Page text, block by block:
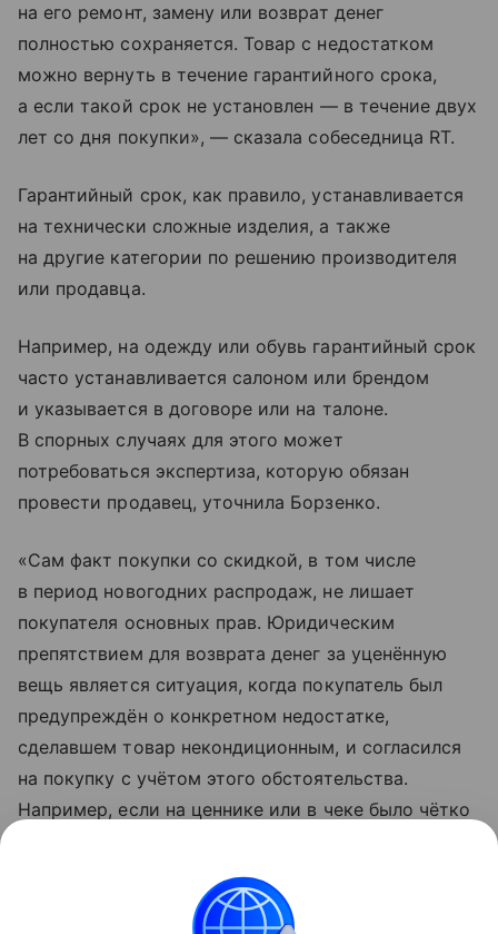
на его ремонт, замену или возврат денег
полностью сохраняется. Товар с недостатком
можно вернуть в течение гарантийного срока,
а если такой срок не установлен — в течение двух
лет со дня покупки», — сказала собеседница RT.
Гарантийный срок, как правило, устанавливается
на технически сложные изделия, а также
на другие категории по решению производителя
или продавца.
Например, на одежду или обувь гарантийный срок
часто устанавливается салоном или брендом
и указывается в договоре или на талоне.
В спорных случаях для этого может
потребоваться экспертиза, которую обязан
провести продавец, уточнила Борзенко.
«Сам факт покупки со скидкой, в том числе
в период новогодних распродаж, не лишает
покупателя основных прав. Юридическим
препятствием для возврата денег за уценённую
вещь является ситуация, когда покупатель был
предупреждён о конкретном недостатке,
сделавшем товар некондиционным, и согласился
на покупку с учётом этого обстоятельства.
Например, если на ценнике или в чеке было чётко
на корпусе” или “следы использования”,
то вернуть такой товар по причине этого